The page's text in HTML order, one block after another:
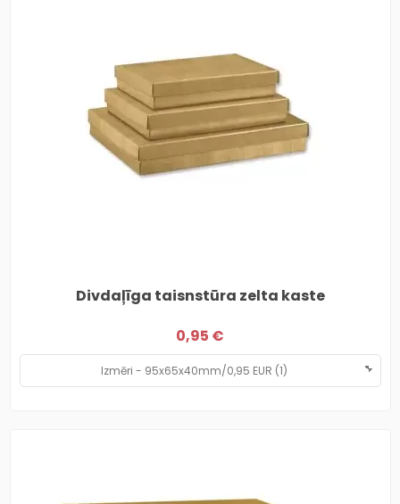
Divdaļīga taisnstūra zelta kaste
0,95 €